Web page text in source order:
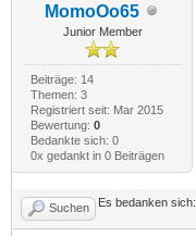
MomoOo65
Junior Member
Beiträge: 14
Themen: 3
Registriert seit: Mar 2015
Bewertung: 0
Bedankte sich: 0
0x gedankt in 0 Beiträgen
Suchen Es bedanken sich: